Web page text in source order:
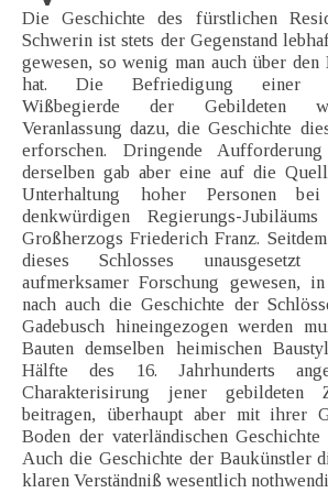
Die Geschichte des fürstlichen
Schwerin ist stets der Gegenstand
gewesen, so wenig man auch über
hat. Die Befriedigung einer
Wißbegierde der Gebildeten
Veranlassung dazu, die Geschichte
erforschen. Dringende
derselben gab aber eine auf die
Unterhaltung hoher Personen
denkwürdigen Regierungs-
Großherzogs Friederich Franz.
dieses Schlosses unausgesetzt
aufmerksamer Forschung gewesen,
nach auch die Geschichte der
Gadebusch hineingezogen werden
Bauten demselben heimischen
Hälfte des 16. Jahrhunderts
Charakterisirung jener
beitragen, überhaupt aber mit ihrer
Boden der vaterländischen
Auch die Geschichte der Baukünstler
klaren Verständniß wesentlich